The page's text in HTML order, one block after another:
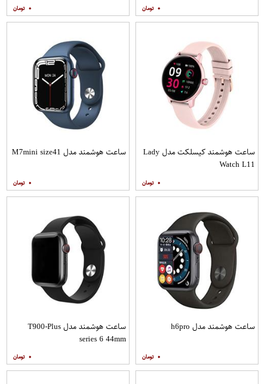
۰ ۰
ساعت هوشمند کیسلکت مدل Lady
Watch L11
۰
ساعت هوشمند مدل M7mini size41
۰
ساعت هوشمند مدل h6pro
۰
ساعت هوشمند مدل T900-Plus
series 6 44mm
۰